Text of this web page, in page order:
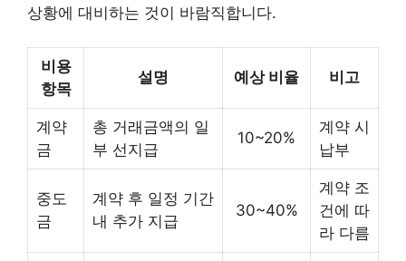
상황에 대비하는 것이 바람직합니다.
비용
항목
설명 예상 비율 비고
계약
금
총 거래금액의 일
부 선지급
10~20%
계약 시
납부
중도
금
계약 후 일정 기간
내 추가 지급
30~40%
계약 조
건에 따
라 다름